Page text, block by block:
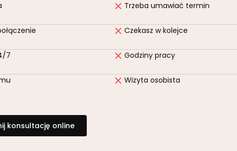
Trzeba umawiać termin
Czekasz w kolejce
7 Godziny pracy
Wizyta osobista
konsultację online